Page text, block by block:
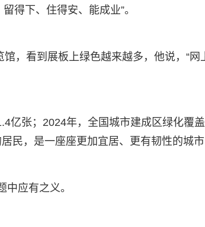
得下、住得安、能成业”。
，看到展板上绿色越来越多，他说，“网
亿张；2024年，全国城市建成区绿化覆
，是一座座更加宜居、更有韧性的城市
应有之义。